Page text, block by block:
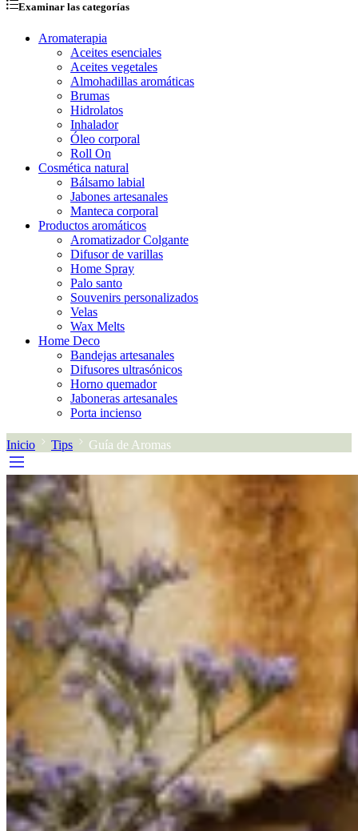
Examinar las categorías
Aromaterapia
Aceites esenciales
Aceites vegetales
Almohadillas aromáticas
Brumas
Hidrolatos
Inhalador
Óleo corporal
Roll On
Cosmética natural
Bálsamo labial
Jabones artesanales
Manteca corporal
Productos aromáticos
Aromatizador Colgante
Difusor de varillas
Home Spray
Palo santo
Souvenirs personalizados
Velas
Wax Melts
Home Deco
Bandejas artesanales
Difusores ultrasónicos
Horno quemador
Jaboneras artesanales
Porta incienso
Inicio Tips Guía de Aromas